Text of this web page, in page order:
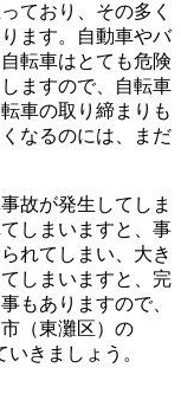
ており、その多く
ます。自動車やバ
転車はとても危険
ますので、自転車
車の取り締まりも
なるのには、まだ
故が発生してしま
しまいますと、事
れてしまい、大き
しまいますと、完
もありますので、
（東灘区）の
きましょう。